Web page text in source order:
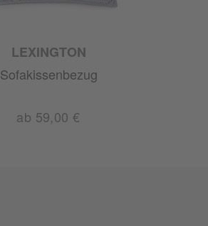
LEXINGTON
Sofakissenbezug
ab 59,00 €